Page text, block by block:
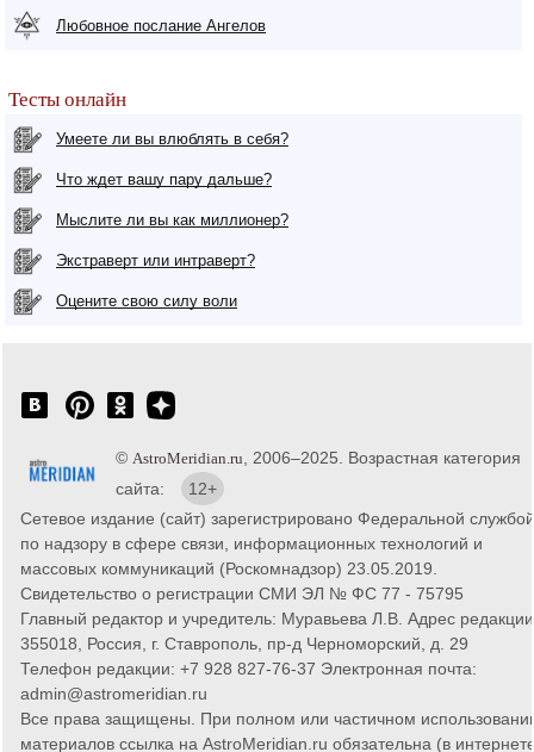
Любовное послание Ангелов
Тесты онлайн
Умеете ли вы влюблять в себя?
Что ждет вашу пару дальше?
Мыслите ли вы как миллионер?
Экстраверт или интраверт?
Оцените свою силу воли
© AstroMeridian.ru , 2006–2025. Возрастная категория
сайта:
12+
Сетевое издание (сайт) зарегистрировано Федеральной службой
по надзору в сфере связи, информационных технологий и
массовых коммуникаций (Роскомнадзор) 23.05.2019.
Свидетельство о регистрации СМИ ЭЛ № ФС 77 - 75795
Главный редактор и учредитель: Муравьева Л.В. Адрес
355018, Россия, г. Ставрополь, пр-д Черноморский, д. 29
Телефон редакции: +7 928 827-76-37 Электронная почта:
admin@astromeridian.ru
Все права защищены. При полном или частичном
материалов ссылка на AstroMeridian.ru обязательна (в